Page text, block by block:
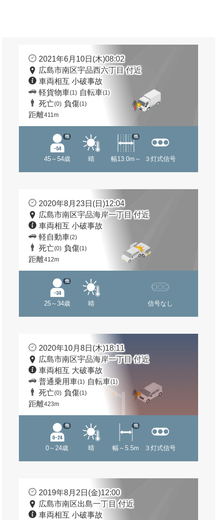
2021年6月10日(木)08:02
広島市南区宇品西六丁目 付近
車両相互 小破事故
軽貨物車(1) 自転車(1)
死亡(0) 負傷(1)
距離411m
45～54歳
他
晴 幅13.0m～
他
３灯式信号
2020年8月23日(日)12:04
広島市南区宇品海岸一丁目 付近
車両相互 小破事故
軽自動車(2)
死亡(0) 負傷(1)
距離412m
25～34歳
他
晴 信号なし
2020年10月8日(木)18:11
広島市南区宇品海岸一丁目 付近
車両相互 大破事故
普通乗用車(1) 自転車(1)
死亡(0) 負傷(1)
距離423m
0～24歳
他
晴 幅～5.5m
他
３灯式信号
2019年8月2日(金)12:00
広島市南区出島一丁目 付近
車両相互 小破事故